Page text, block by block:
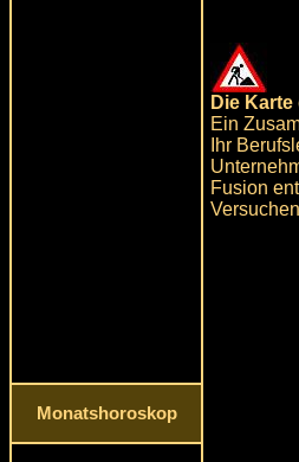
Monatshoroskop
Die
Ein
Ihr
Fusion